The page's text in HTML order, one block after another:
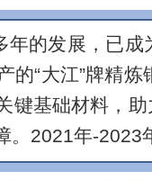
的发展，已
“大江”牌精
键基础材料，
2021年-2023